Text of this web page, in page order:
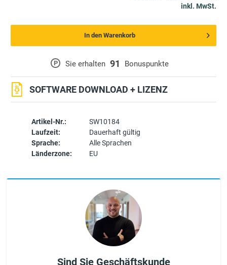
Artikel-Nr.:
SW10184
Laufzeit:
Dauerhaft gültig
Sprache:
Alle Sprachen
Länderzone:
EU
P Sie erhalten 91 Bonuspunkte
SOFTWARE DOWNLOAD + LIZENZ
inkl. MwSt.
In den Warenkorb
Sind Sie Geschäftskunde